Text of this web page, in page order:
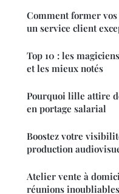
Comment former
un service client
Top 10 : les
et les mieux notés
Pourquoi lille attire
en portage salarial
Boostez votre
production
Atelier vente à
réunions inoubliables